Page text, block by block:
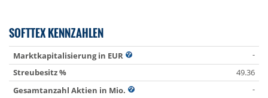
SOFTTEX KENNZAHLEN
Marktkapitalisierung in EUR
-
Streubesitz %
49.36
Gesamtanzahl Aktien in Mio.
-